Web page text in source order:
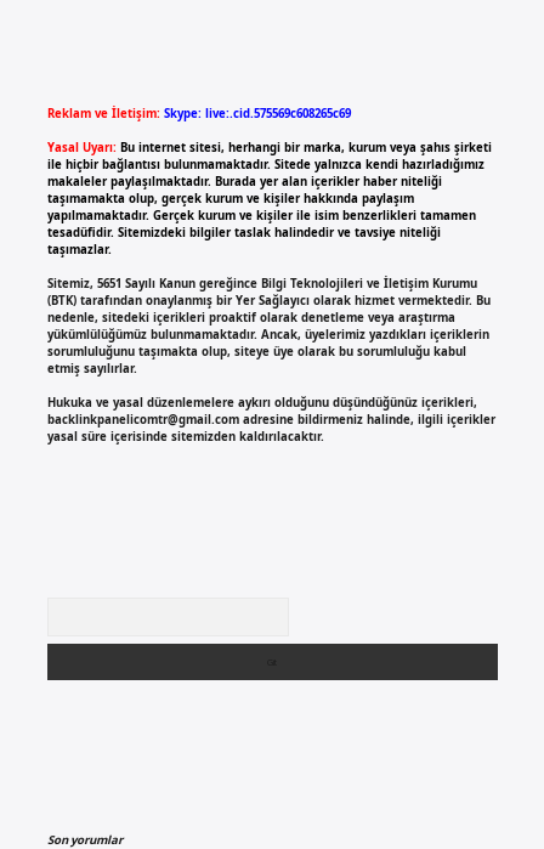
Reklam ve İletişim: Skype: live:.cid.575569c608265c69
Yasal Uyarı: Bu internet sitesi, herhangi bir marka, kurum veya şahıs şirketi
ile hiçbir bağlantısı bulunmamaktadır. Sitede yalnızca kendi hazırladığımız
makaleler paylaşılmaktadır. Burada yer alan içerikler haber niteliği
taşımamakta olup, gerçek kurum ve kişiler hakkında paylaşım
yapılmamaktadır. Gerçek kurum ve kişiler ile isim benzerlikleri tamamen
tesadüfidir. Sitemizdeki bilgiler taslak halindedir ve tavsiye niteliği
taşımazlar.
Sitemiz, 5651 Sayılı Kanun gereğince Bilgi Teknolojileri ve İletişim Kurumu
(BTK) tarafından onaylanmış bir Yer Sağlayıcı olarak hizmet vermektedir. Bu
nedenle, sitedeki içerikleri proaktif olarak denetleme veya araştırma
yükümlülüğümüz bulunmamaktadır. Ancak, üyelerimiz yazdıkları içeriklerin
sorumluluğunu taşımakta olup, siteye üye olarak bu sorumluluğu kabul
etmiş sayılırlar.
Hukuka ve yasal düzenlemelere aykırı olduğunu düşündüğünüz içerikleri,
backlinkpanelicomtr@gmail.comadresine bildirmeniz halinde, ilgili içerikler
yasal süre içerisinde sitemizden kaldırılacaktır.
Son yorumlar